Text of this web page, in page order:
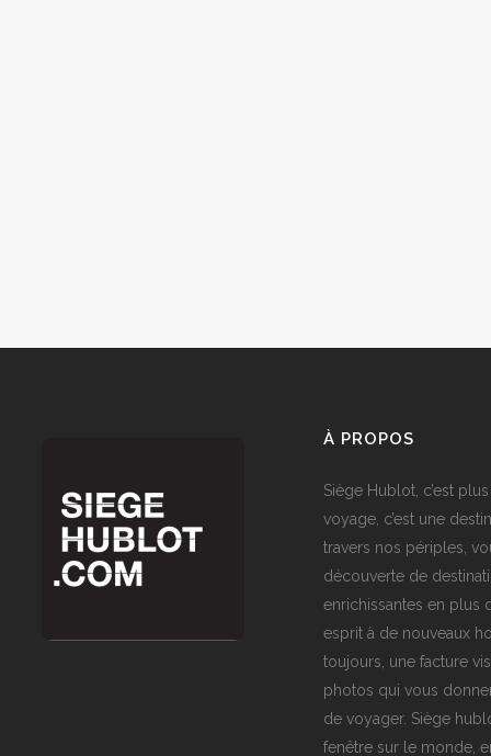
À PROPOS
Siège Hublot, c’est
voyage, c’est une
travers nos périples,
découverte de
enrichissantes en plus
esprit à de nouveaux
toujours, une facture
photos qui vous
de voyager. Siège
fenêtre sur le monde,